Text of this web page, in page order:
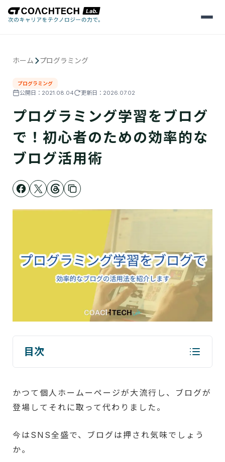
メ
ホーム プログラミング
プログラミング
公開日： 2021.08.04 更新日： 2026.07.02
プログラミング学習をブログ
で！初心者のための効率的な
ブログ活用術
目次
かつて個人ホームーページが大流行し、ブログが
登場してそれに取って代わりました。
今はSNS全盛で、ブログは押され気味でしょう
か。